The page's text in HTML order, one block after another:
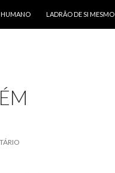
HUMANO LADRÃO DE SI MESMO